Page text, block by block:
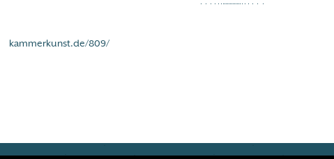
kammerkunst.de/809/